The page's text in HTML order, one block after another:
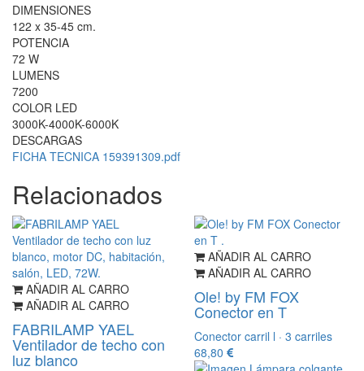
DIMENSIONES
122 x 35-45 cm.
POTENCIA
72 W
LUMENS
7200
COLOR LED
3000K-4000K-6000K
DESCARGAS
FICHA TECNICA 159391309.pdf
Relacionados
AÑADIR AL CARRO
AÑADIR AL CARRO
FABRILAMP YAEL
Ventilador de techo con
luz blanco
AÑADIR AL CARRO
AÑADIR AL CARRO
Ole! by FM FOX
Conector en T
Conector carril l · 3 carriles
68,80